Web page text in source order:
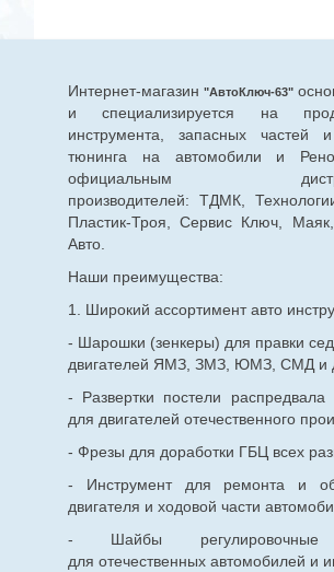
Интернет-магазин "АвтоКлюч-63"
и специализируется на
инструмента, запасных частей
тюнинга на автомобили и
официальным
производителей: ТДМК,
Пластик-Троя, Сервис Ключ,
Авто.
Наши преимущества:
1. Широкий ассортимент авто
- Шарошки (зенкеры) для правки
двигателей ЯМЗ, ЗМЗ, ЮМЗ, СМД и
- Развертки постели
для двигателей отечественного
- Фрезы для доработки ГБЦ всех
- Инструмент для ремонта и
двигателя и ходовой части
- Шайбы регулировочные
для отечественныхавтомобилей и